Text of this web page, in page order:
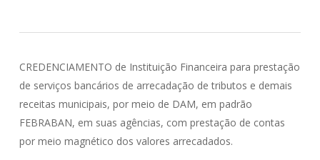
CREDENCIAMENTO de Instituição Financeira para prestação
de serviços bancários de arrecadação de tributos e demais
receitas municipais, por meio de DAM, em padrão
FEBRABAN, em suas agências, com prestação de contas
por meio magnético dos valores arrecadados.